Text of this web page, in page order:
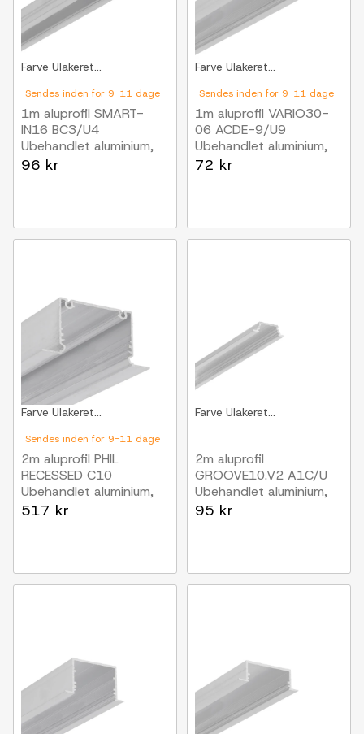
Sendes inden for 9-11 dage
Farve Ulakeret...
1m aluprofil SMART-
IN16 BC3/U4
Ubehandlet aluminium,
indbygget, LED skinne
96 kr
Sendes inden for 9-11 dage
Farve Ulakeret...
1m aluprofil VARIO30-
06 ACDE-9/U9
Ubehandlet aluminium,
indbygget, LED skinne
72 kr
Sendes inden for 9-11 dage
Farve Ulakeret...
2m aluprofil PHIL
RECESSED C10
Ubehandlet aluminium,
indbygget, LED skinne
517 kr
Farve Ulakeret...
2m aluprofil
GROOVE10.V2 A1C/U
Ubehandlet aluminium,
indbygget, LED skinne
95 kr